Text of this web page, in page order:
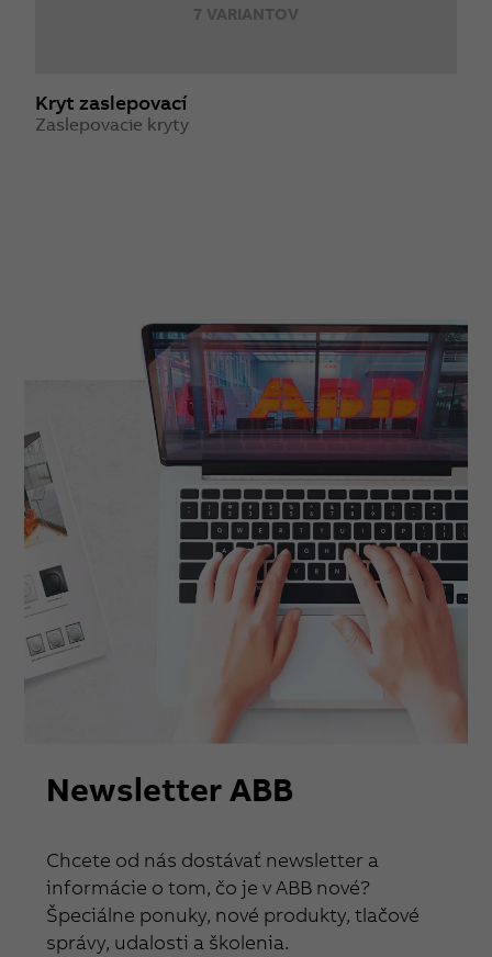
7 VARIANTOV
Kryt zaslepovací
Zaslepovacie kryty
Newsletter ABB
Chcete od nás dostávať newsletter a
informácie o tom, čo je v ABB nové?
Špeciálne ponuky, nové produkty, tlačové
správy, udalosti a školenia.